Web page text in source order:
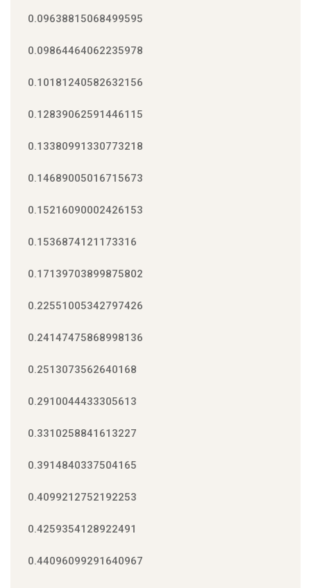
0.09638815068499595
0.09864464062235978
0.10181240582632156
0.12839062591446115
0.13380991330773218
0.14689005016715673
0.15216090002426153
0.1536874121173316
0.17139703899875802
0.22551005342797426
0.24147475868998136
0.2513073562640168
0.2910044433305613
0.3310258841613227
0.3914840337504165
0.4099212752192253
0.4259354128922491
0.44096099291640967